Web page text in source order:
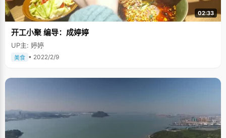
02:33
开工小聚 编导：成婷婷
UP主: 婷婷
美食 • 2022/2/9